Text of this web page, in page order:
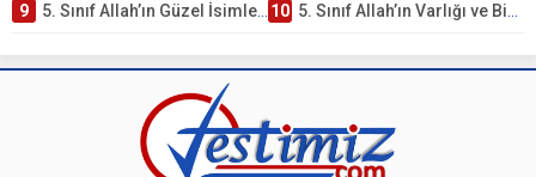
9 5. Sınıf Allah’ın Güzel İsimleri Testi – Online Çöz 10 5. Sınıf Allah’ın Varlığı ve Birliği Testi – Online Çöz